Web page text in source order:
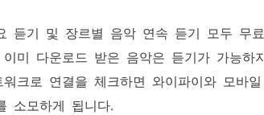
듣기 및 장르별 음악 연속 듣기 모두 무
미 다운로드 받은 음악은 듣기가 가능하
크로 연결을 체크하면 와이파이와 모바
소모하게 됩니다.